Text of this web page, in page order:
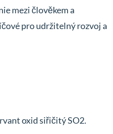
mezi člověkem a
pro udržitelný rozvoj a
oxid siřičitý SO2.